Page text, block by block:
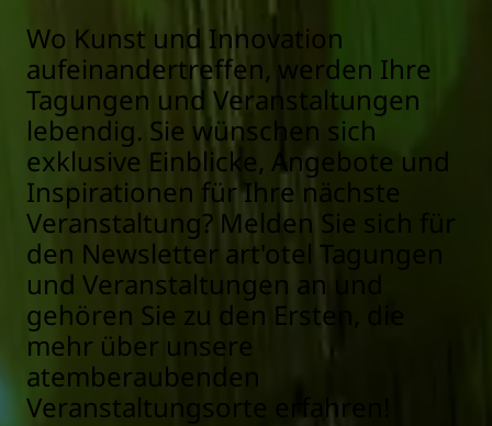
Wo Kunst und Innovation
aufeinandertreffen, werden Ihre
Tagungen und Veranstaltungen
lebendig. Sie wünschen sich
exklusive Einblicke, Angebote und
Inspirationen für Ihre nächste
Veranstaltung? Melden Sie sich für
den Newsletter art'otel Tagungen
und Veranstaltungen an und
gehören Sie zu den Ersten, die
mehr über unsere
atemberaubenden
Veranstaltungsorte erfahren!